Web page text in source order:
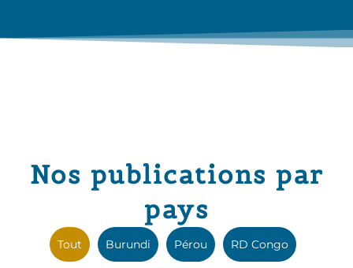
Nos publications par
pays
Tout Burundi Pérou RD Congo